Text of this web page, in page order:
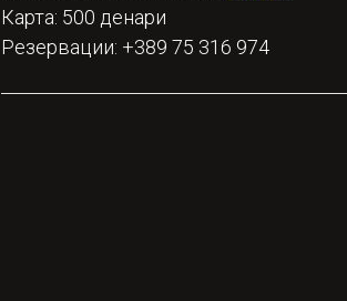
Карта: 500 денари
Резервации: +389 75 316 974